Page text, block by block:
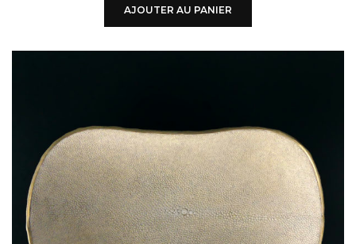
AJOUTER AU PANIER